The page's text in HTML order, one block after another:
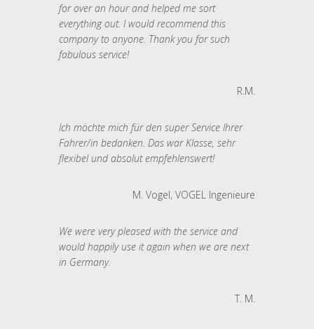
for over an hour and helped me sort
everything out. I would recommend this
company to anyone. Thank you for such
fabulous service!
R.M.
Ich möchte mich für den super Service Ihrer
Fahrer/in bedanken. Das war Klasse, sehr
flexibel und absolut empfehlenswert!
M. Vogel, VOGEL Ingenieure
We were very pleased with the service and
would happily use it again when we are next
in Germany.
T. M.